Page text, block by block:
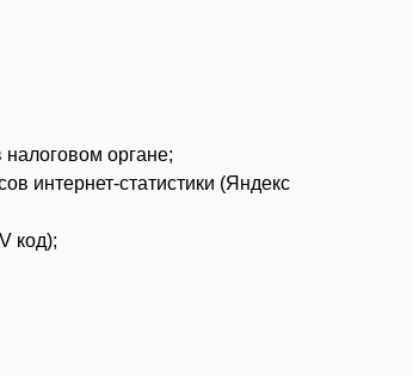
налоговом органе;
интернет-статистики (Яндекс
код);